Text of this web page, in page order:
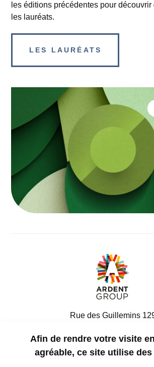
les éditions précédentes pour
les lauréats.
LES LAURÉATS
Rue des Guillemins
Belgique
Afin de rendre votre visite
agréable, ce site utilise